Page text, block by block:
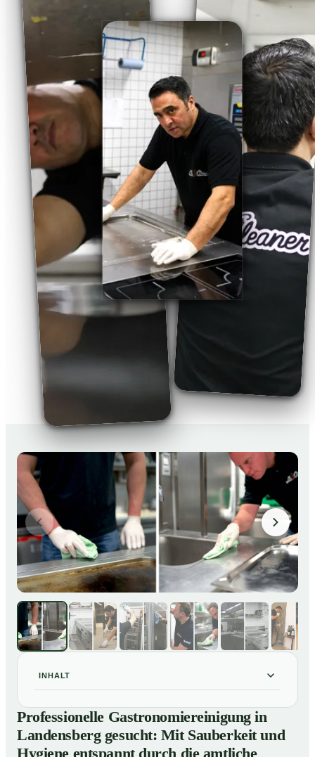
INHALT
01 Professionelle Gastronomiereinigung in Landensberg
gesucht: Mit Sauberkeit und Hygiene entspannt durch
die amtliche Kontrolle
Professionelle Gastronomiereinigung in
Landensberg gesucht: Mit Sauberkeit und
Hygiene entspannt durch die amtliche